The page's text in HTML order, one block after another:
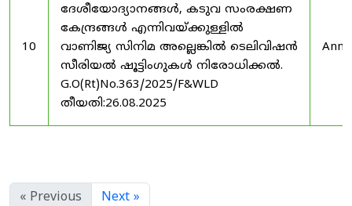
10
ദേശീയോദ്യാനങ്ങൾ, കടുവ സംരക്ഷണ
കേന്ദ്രങ്ങൾ എന്നിവയ്ക്കുള്ളിൽ
വാണിജ്യ സിനിമ അല്ലെങ്കിൽ ടെലിവിഷൻ
സീരിയൽ ഷൂട്ടിംഗുകൾ നിരോധിക്കൽ.
G.O(Rt)No.363/2025/F&WLD
തീയതി:26.08.2025
« Previous Next »